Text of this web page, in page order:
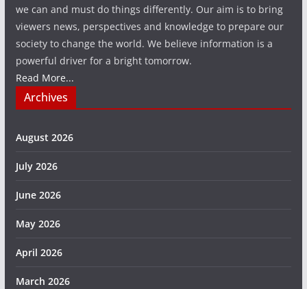
we can and must do things differently. Our aim is to bring
viewers news, perspectives and knowledge to prepare our
society to change the world. We believe information is a
powerful driver for a bright tomorrow.
Read More...
Archives
August 2026
July 2026
June 2026
May 2026
April 2026
March 2026